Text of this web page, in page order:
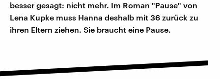
besser gesagt: nicht mehr. Im Roman "Pause" von
Lena Kupke muss Hanna deshalb mit 36 zurück zu
ihren Eltern ziehen. Sie braucht eine Pause.